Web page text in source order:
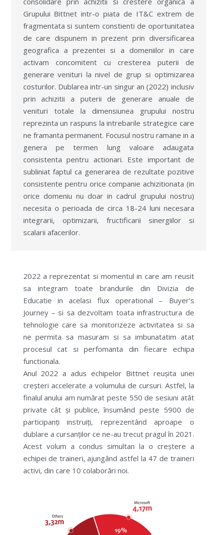
Grupului Bittnet intr-o piata de IT&C extrem de
fragmentata si suntem constienti de oportunitatea
de care dispunem in prezent prin diversificarea
geografica a prezentei si a domeniilor in care
activam concomitent cu cresterea puterii de
generare venituri la nivel de grup si optimizarea
costurilor. Dublarea intr-un singur an (2022) inclusiv
prin achizitii a puterii de generare anuale de
venituri totale la dimensiunea grupului nostru
reprezinta un raspuns la intrebarile strategice care
ne framanta permanent. Focusul nostru ramane in a
genera pe termen lung valoare adaugata
consistenta pentru actionari. Este important de
subliniat faptul ca generarea de rezultate pozitive
consistente pentru orice companie achizitionata (in
orice domeniu nu doar in cadrul grupului nostru)
necesita o perioada de circa 18-24 luni necesara
integrarii, optimizarii, fructificarii sinergiilor si
scalarii afacerilor.
2022 a reprezentat si momentul in care am reusit
sa integram toate brandurile din Divizia de
Educatie in acelasi flux operational – Buyer’s
Journey – si sa dezvoltam toata infrastructura de
tehnologie care sa monitorizeze activitatea si sa
ne permita sa masuram si sa imbunatatim atat
procesul cat si perfomanta din fiecare echipa
functionala.
Anul 2022 a adus echipelor Bittnet reușita unei
creșteri accelerate a volumului de cursuri. Astfel, la
finalul anului am numărat peste 550 de sesiuni atât
private cât și publice, însumând peste 5900 de
participanți instruiți, reprezentând aproape o
dublare a cursanților ce ne-au trecut pragul în 2021.
Acest volum a condus simultan la o creștere a
echipei de traineri, ajungând astfel la 47 de traineri
activi, din care 10 colaborări noi.